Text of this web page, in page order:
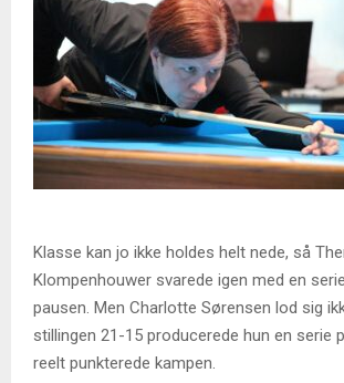
Klasse kan jo ikke holdes helt nede, så
Klompenhouwer svarede igen med en
pausen. Men Charlotte Sørensen lod sig
stillingen 21-15 producerede hun en serie
reelt punkterede kampen.